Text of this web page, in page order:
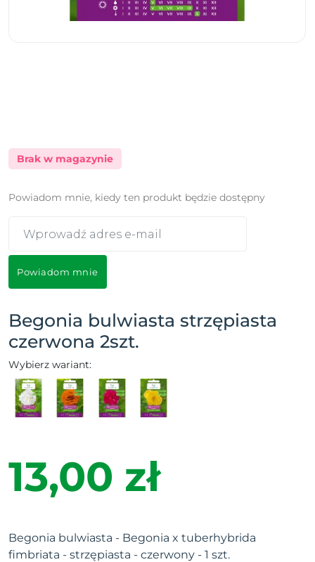
Brak w magazynie
Powiadom mnie, kiedy ten produkt będzie dostępny
Powiadom mnie
Begonia bulwiasta strzępiasta
czerwona 2szt.
Wybierz wariant:
13,00 zł
Begonia bulwiasta - Begonia x tuberhybrida
fimbriata - strzępiasta - czerwony - 1 szt.